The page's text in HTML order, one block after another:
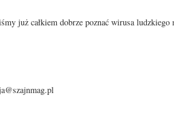
już całkiem dobrze poznać wirusa